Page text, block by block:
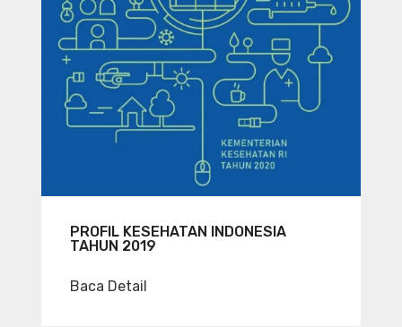
PROFIL KESEHATAN INDONESIA
TAHUN 2019
Baca Detail